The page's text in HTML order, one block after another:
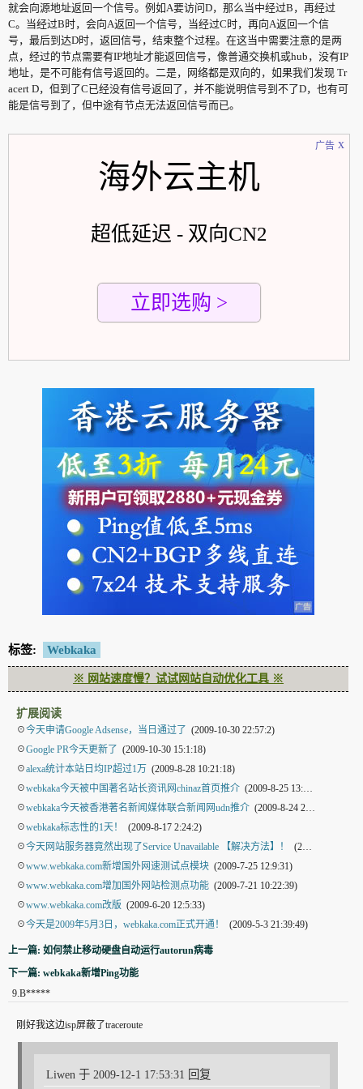
就会向源地址返回一个信号。例如A要访问D，那么当中经过B，再经过
C。当经过B时，会向A返回一个信号，当经过C时，再向A返回一个信
号，最后到达D时，返回信号，结束整个过程。在这当中需要注意的是两
点，经过的节点需要有IP地址才能返回信号，像普通交换机或hub，没有IP
地址，是不可能有信号返回的。二是，网络都是双向的，如果我们发现 Tr
acert D，但到了C已经没有信号返回了，并不能说明信号到不了D，也有可
能是信号到了，但中途有节点无法返回信号而已。
广告
海外云主机
超低延迟 - 双向CN2
立即选购 >
x
标签: Webkaka
※ 网站速度慢？试试网站自动优化工具 ※
扩展阅读
☉今天申请Google Adsense，当日通过了 (2009-10-30 22:57:2)
☉Google PR今天更新了 (2009-10-30 15:1:18)
☉alexa统计本站日均IP超过1万 (2009-8-28 10:21:18)
☉webkaka今天被中国著名站长资讯网chinaz首页推介 (2009-8-25 13:7:44)
☉webkaka今天被香港著名新闻媒体联合新闻网udn推介 (2009-8-24 21:33:36)
☉webkaka标志性的1天！
(2009-8-17 2:24:2)
☉今天网站服务器竟然出现了Service Unavailable 【解决方法】！
(2009-8-13 17:19:9)
☉www.webkaka.com新增国外网速测试点模块 (2009-7-25 12:9:31)
☉www.webkaka.com增加国外网站检测点功能 (2009-7-21 10:22:39)
☉www.webkaka.com改版 (2009-6-20 12:5:33)
☉今天是2009年5月3日，webkaka.com正式开通！ (2009-5-3 21:39:49)
上一篇: 如何禁止移动硬盘自动运行autorun病毒
下一篇: webkaka新增Ping功能
9.B*****
刚好我这边isp屏蔽了traceroute
Liwen 于 2009-12-1 17:53:31 回复